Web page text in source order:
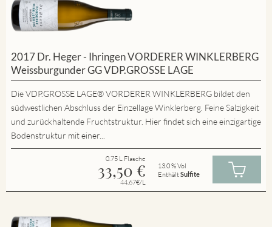
2017 Dr. Heger - Ihringen VORDERER WINKLERBERG
Weissburgunder GG VDP.GROSSE LAGE
Die VDP.GROSSE LAGE® VORDERER WINKLERBERG bildet den
südwestlichen Abschluss der Einzellage Winklerberg. Feine Salzigkeit
und zurückhaltende Fruchtstruktur. Hier findet sich eine einzigartige
Bodenstruktur mit einer...
0.75 L Flasche
33,50 €
44.67€/L
13.0 % Vol
EnthältSulfite